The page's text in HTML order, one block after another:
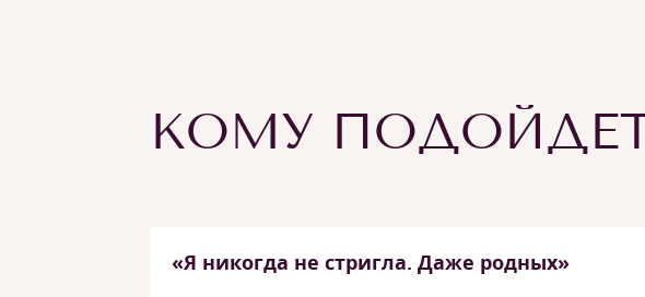
КОМУ
«Я никогда не стригла. Даже родных»